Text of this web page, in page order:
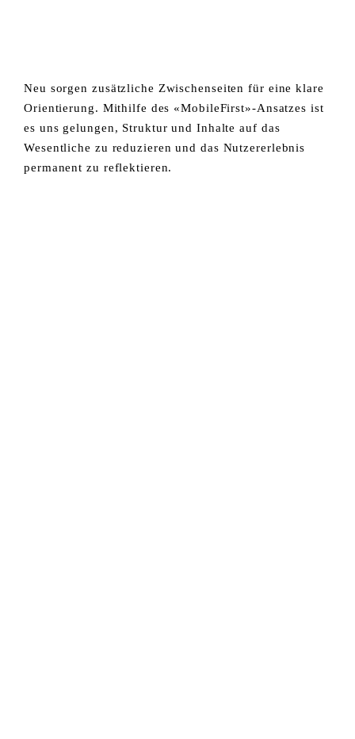
Neu sorgen zusätzliche Zwischenseiten für eine klare
Orientierung. Mithilfe des «MobileFirst»-Ansatzes ist
es uns gelungen, Struktur und Inhalte auf das
Wesentliche zu reduzieren und das Nutzererlebnis
permanent zu reflektieren.